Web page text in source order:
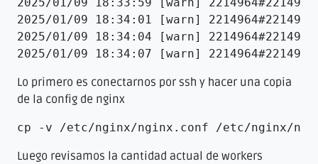
2025/01/09 18:34:01 [warn]
2025/01/09 18:34:04 [warn]
2025/01/09 18:34:07 [warn]
Lo primero es conectarnos por ssh y hacer una copia
de la config de nginx
cp -v /etc/nginx/nginx.conf /etc/nginx/
Luego revisamos la cantidad actual de workers